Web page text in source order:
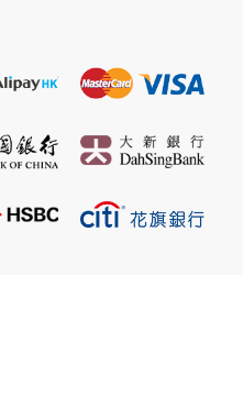
最自由、愛經營的
系統多職業完美移
核回歸，體驗原汁
演農夫、廚師、嚮
、工作，感受不同